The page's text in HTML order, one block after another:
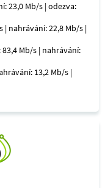
23,0 Mb/s | odezva:
| nahrávání: 22,8 Mb/s |
Mb/s | nahrávání:
13,2 Mb/s |